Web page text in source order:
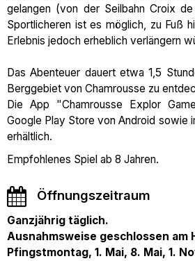
gelangen (von der Seilbahn Croix
Sportlicheren ist es möglich, zu Fuß
Erlebnis jedoch erheblich verlängern
Das Abenteuer dauert etwa 1,5
Berggebiet von Chamrousse zu
Die App "Chamrousse Explor
Google Play Store von Android sowie
erhältlich.
Empfohlenes Spiel ab 8 Jahren.
Öffnungszeitraum
Ganzjährig täglich.
Ausnahmsweise geschlossen am
Pfingstmontag, 1. Mai, 8. Mai, 1.